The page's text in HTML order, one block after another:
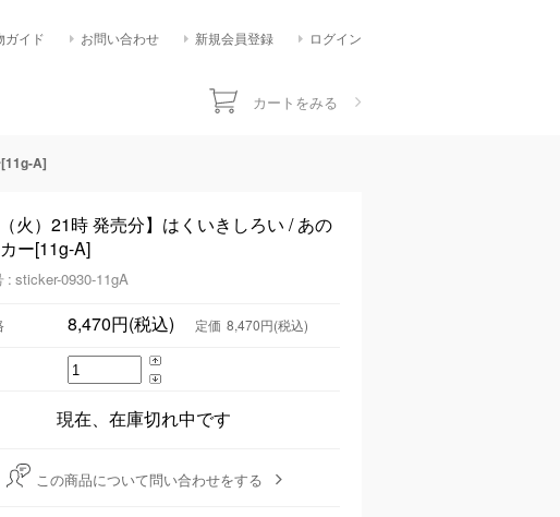
ガイド お問い合わせ 新規会員登録 ログイン
カートをみる
[11g-A]
（火）21時 発売分】はくいきしろい / あの
ー[11g-A]
: sticker-0930-11gA
8,470円(税込) 定価 8,470円(税込)
現在、在庫切れ中です
この商品について問い合わせをする